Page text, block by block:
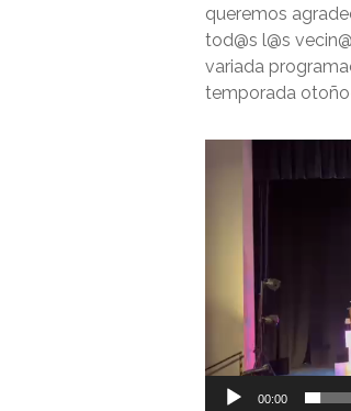
queremos
tod@s l@s
variada
temporada
Reproductor
00:00